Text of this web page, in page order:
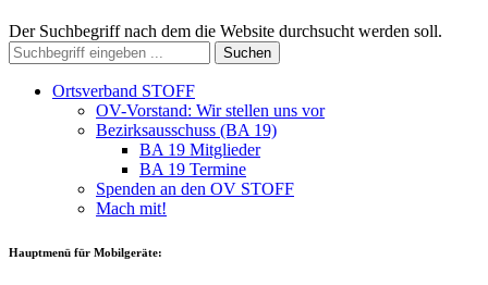
Der Suchbegriff nach dem die Website durchsucht werden soll.
Suchen
Ortsverband STOFF
OV-Vorstand: Wir stellen uns vor
Bezirksausschuss (BA 19)
BA 19 Mitglieder
BA 19 Termine
Spenden an den OV STOFF
Mach mit!
Hauptmenü für Mobilgeräte: